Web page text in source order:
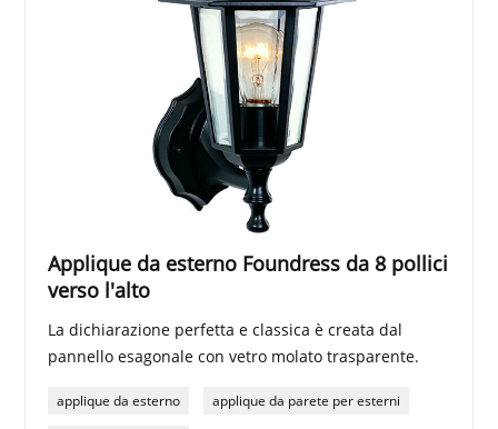
Applique da esterno Foundress da 8 pollici
verso l'alto
La dichiarazione perfetta e classica è creata dal
pannello esagonale con vetro molato trasparente.
applique da esterno applique da parete per esterni